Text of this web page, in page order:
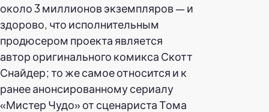
около 3 миллионов экземпляров — и
здорово, что исполнительным
продюсером проекта является
автор оригинального комикса Скотт
Снайдер; то же самое относится и к
ранее анонсированному сериалу
«Мистер Чудо» от сценариста Тома